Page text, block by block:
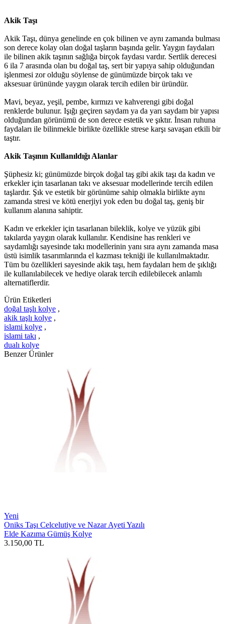
Akik Taşı
Akik Taşı, dünya genelinde en çok bilinen ve aynı zamanda bulması
son derece kolay olan doğal taşların başında gelir. Yaygın faydaları
ile bilinen akik taşının sağlığa birçok faydası vardır. Sertlik derecesi
6 ila 7 arasında olan bu doğal taş, sert bir yapıya sahip olduğundan
işlenmesi zor olduğu söylense de günümüzde birçok takı ve
aksesuar ürününde yaygın olarak tercih edilen bir üründür.
Mavi, beyaz, yeşil, pembe, kırmızı ve kahverengi gibi doğal
renklerde bulunur. Işığı geçiren saydam ya da yarı saydam bir yapısı
olduğundan görünümü de son derece estetik ve şıktır. İnsan ruhuna
faydaları ile bilinmekle birlikte özellikle strese karşı savaşan etkili bir
taştır.
Akik Taşının Kullanıldığı Alanlar
Şüphesiz ki; günümüzde birçok doğal taş gibi akik taşı da kadın ve
erkekler için tasarlanan takı ve aksesuar modellerinde tercih edilen
taşlardır. Şık ve estetik bir görünüme sahip olmakla birlikte aynı
zamanda stresi ve kötü enerjiyi yok eden bu doğal taş, geniş bir
kullanım alanına sahiptir.
Kadın ve erkekler için tasarlanan bileklik, kolye ve yüzük gibi
takılarda yaygın olarak kullanılır. Kendisine has renkleri ve
saydamlığı sayesinde takı modellerinin yanı sıra aynı zamanda masa
üstü isimlik tasarımlarında el kazması tekniği ile kullanılmaktadır.
Tüm bu özellikleri sayesinde akik taşı, hem faydaları hem de şıklığı
ile kullanılabilecek ve hediye olarak tercih edilebilecek anlamlı
alternatiflerdir.
Ürün Etiketleri
doğal taşlı kolye ,
akik taşlı kolye ,
islami kolye ,
islami takı ,
dualı kolye
Benzer Ürünler
Yeni
Oniks Taşı Celcelutiye ve Nazar Ayeti Yazılı
Elde Kazıma Gümüş Kolye
3.150,00 TL